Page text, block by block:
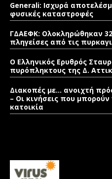
Generali: Ισχυρά
φυσικές καταστροφές
ΓΔΑΕΦΚ: Ολοκληρώθηκαν
πληγείσες από τις
Ο Ελληνικός Ερυθρός
πυρόπληκτους της Δ.
Διακοπές με… ανοιχτή
– Οι κινήσεις που
κατοικία